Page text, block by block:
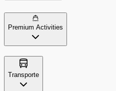
Premium Activities
Transporte